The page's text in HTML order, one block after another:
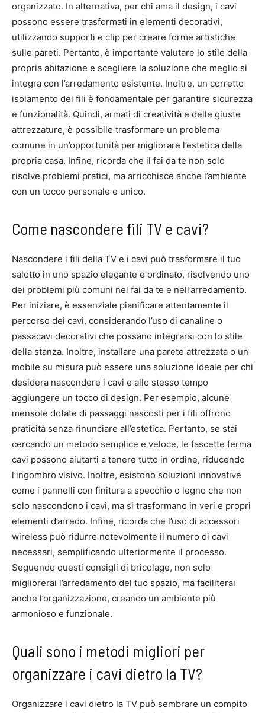
organizzato. In alternativa, per chi ama il design, i cavi
possono essere trasformati in elementi decorativi,
utilizzando supporti e clip per creare forme artistiche
sulle pareti. Pertanto, è importante valutare lo stile della
propria abitazione e scegliere la soluzione che meglio si
integra con l’arredamento esistente. Inoltre, un corretto
isolamento dei fili è fondamentale per garantire sicurezza
e funzionalità. Quindi, armati di creatività e delle giuste
attrezzature, è possibile trasformare un problema
comune in un’opportunità per migliorare l’estetica della
propria casa. Infine, ricorda che il fai da te non solo
risolve problemi pratici, ma arricchisce anche l’ambiente
con un tocco personale e unico.
Come nascondere fili TV e cavi?
Nascondere i fili della TV e i cavi può trasformare il tuo
salotto in uno spazio elegante e ordinato, risolvendo uno
dei problemi più comuni nel fai da te e nell’arredamento.
Per iniziare, è essenziale pianificare attentamente il
percorso dei cavi, considerando l’uso di canaline o
passacavi decorativi che possano integrarsi con lo stile
della stanza. Inoltre, installare una parete attrezzata o un
mobile su misura può essere una soluzione ideale per chi
desidera nascondere i cavi e allo stesso tempo
aggiungere un tocco di design. Per esempio, alcune
mensole dotate di passaggi nascosti per i fili offrono
praticità senza rinunciare all’estetica. Pertanto, se stai
cercando un metodo semplice e veloce, le fascette ferma
cavi possono aiutarti a tenere tutto in ordine, riducendo
l’ingombro visivo. Inoltre, esistono soluzioni innovative
come i pannelli con finitura a specchio o legno che non
solo nascondono i cavi, ma si trasformano in veri e propri
elementi d’arredo. Infine, ricorda che l’uso di accessori
wireless può ridurre notevolmente il numero di cavi
necessari, semplificando ulteriormente il processo.
Seguendo questi consigli di bricolage, non solo
migliorerai l’arredamento del tuo spazio, ma faciliterai
anche l’organizzazione, creando un ambiente più
armonioso e funzionale.
Quali sono i metodi migliori per
organizzare i cavi dietro la TV?
Organizzare i cavi dietro la TV può sembrare un compito